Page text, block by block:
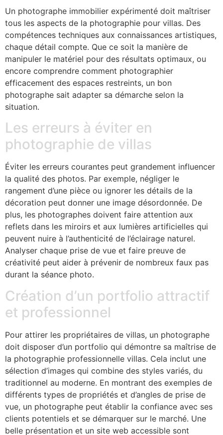
Un photographe immobilier expérimenté doit maîtriser
tous les aspects de la photographie pour villas. Des
compétences techniques aux connaissances artistiques,
chaque détail compte. Que ce soit la manière de
manipuler le matériel pour des résultats optimaux, ou
encore comprendre comment photographier
efficacement des espaces restreints, un bon
photographe sait adapter sa démarche selon la
situation.
Les erreurs à éviter en
photographie de villas
Éviter les erreurs courantes peut grandement influencer
la qualité des photos. Par exemple, négliger le
rangement d’une pièce ou ignorer les détails de la
décoration peut donner une image désordonnée. De
plus, les photographes doivent faire attention aux
reflets dans les miroirs et aux lumières artificielles qui
peuvent nuire à l’authenticité de l’éclairage naturel.
Analyser chaque prise de vue et faire preuve de
créativité peut aider à prévenir de nombreux faux pas
durant la séance photo.
Création d’un portfolio attractif
et professionnel
Pour attirer les propriétaires de villas, un photographe
doit disposer d’un portfolio qui démontre sa maîtrise de
la photographie professionnelle villas. Cela inclut une
sélection d’images qui combine des styles variés, du
traditionnel au moderne. En montrant des exemples de
différents types de propriétés et d’angles de prise de
vue, un photographe peut établir la confiance avec ses
clients potentiels et se démarquer sur le marché. Une
belle présentation et un site web accessible sont